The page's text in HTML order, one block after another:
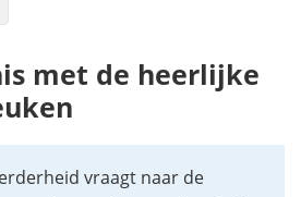
gaan eten in Spanje?
specialiteit
Baskenland
met de heerlijke
vraagt naar de